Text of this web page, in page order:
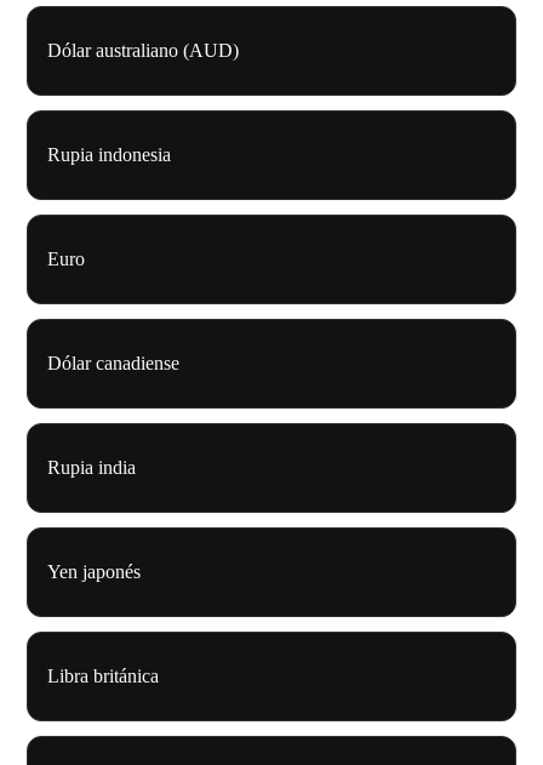
Dólar australiano (AUD)
Rupia indonesia
Euro
Dólar canadiense
Rupia india
Yen japonés
Libra británica